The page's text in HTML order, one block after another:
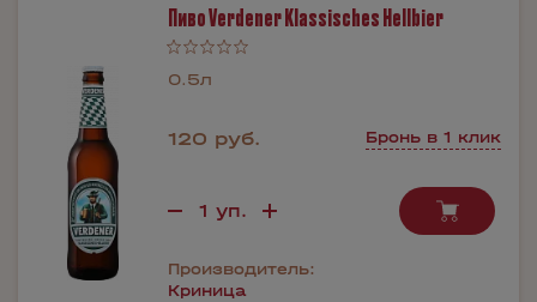
Пиво Verdener Klassisches Hellbier
0.5л
120 руб. Бронь в 1 клик
Производитель:
Криница